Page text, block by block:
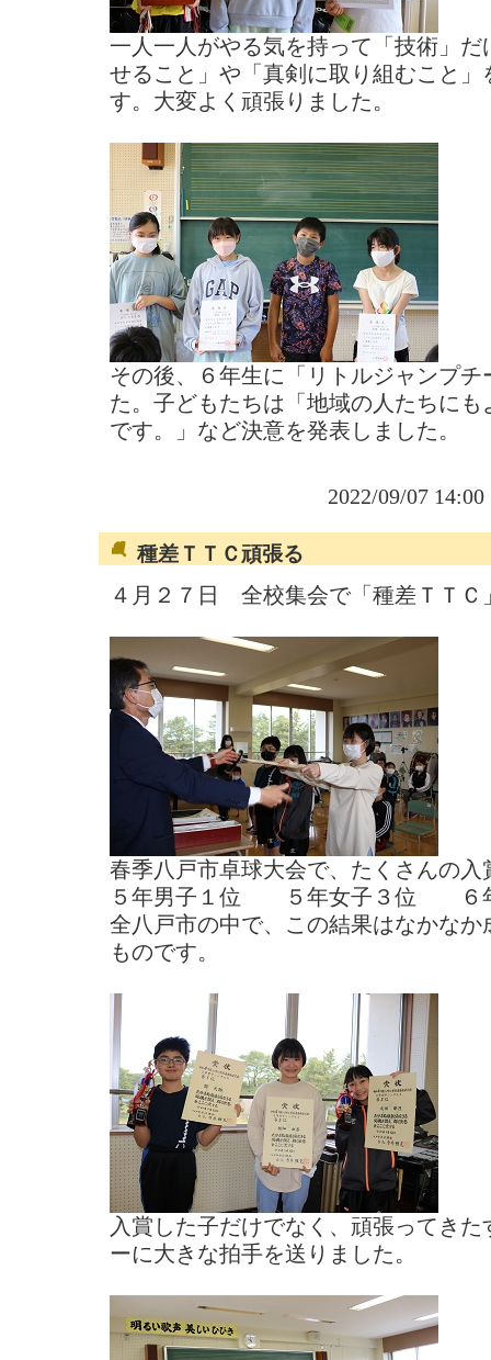
一人一人がやる気を持って「技術」
せること」や「真剣に取り組むこと
す。大変よく頑張りました。
その後、６年生に「リトルジャンプ
た。子どもたちは「地域の人たちに
です。」など決意を発表しました。
2022/09/07
種差ＴＴＣ頑張る
４月２７日 全校集会で「種差ＴＴＣ
春季八戸市卓球大会で、たくさんの入
５年男子１位 ５年女子３位 ６
全八戸市の中で、この結果はなかな
ものです。
入賞した子だけでなく、頑張ってき
ーに大きな拍手を送りました。